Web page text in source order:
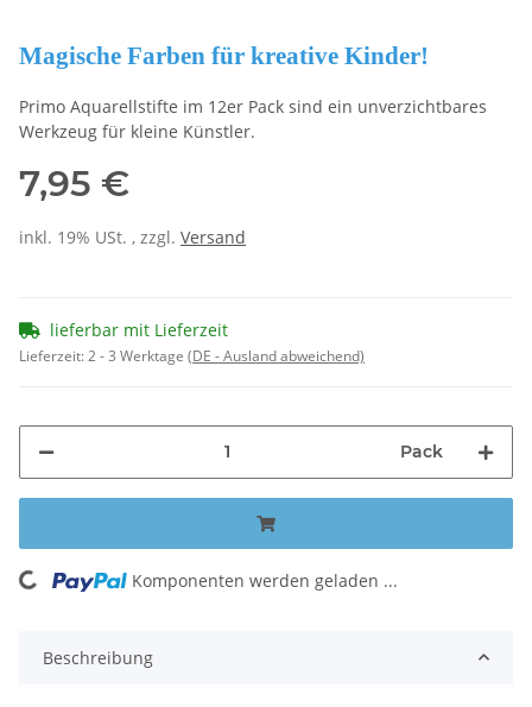
Magische Farben für kreative Kinder!
Primo Aquarellstifte im 12er Pack sind ein unverzichtbares
Werkzeug für kleine Künstler.
7,95 €
inkl. 19% USt. , zzgl. Versand
lieferbar mit Lieferzeit
Lieferzeit:2 - 3 Werktage (DE - Ausland abweichend)
Pack
Loading... Komponenten werden geladen ...
Beschreibung